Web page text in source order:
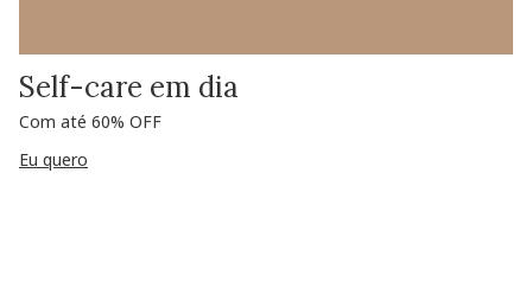
Self-care em dia
Com até 60% OFF
Eu quero